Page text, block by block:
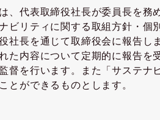
、代表取締役社長が委員長を務
ビリティに関する取組方針・
社長を通じて取締役会に報告し
た内容について定期的に報告を
督を行います。また「サステナ
とができるものとします。